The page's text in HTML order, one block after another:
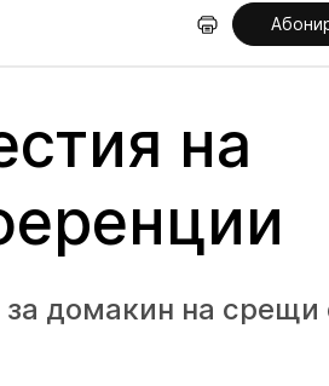
на
домакин на срещи